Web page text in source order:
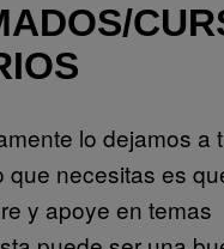
lo dejamos a
que necesitas es
y apoye en temas